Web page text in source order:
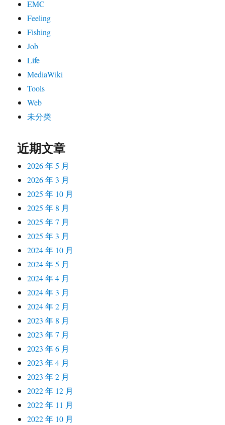
EMC
Feeling
Fishing
Job
Life
MediaWiki
Tools
Web
未分类
近期文章
2026 年 5 月
2026 年 3 月
2025 年 10 月
2025 年 8 月
2025 年 7 月
2025 年 3 月
2024 年 10 月
2024 年 5 月
2024 年 4 月
2024 年 3 月
2024 年 2 月
2023 年 8 月
2023 年 7 月
2023 年 6 月
2023 年 4 月
2023 年 2 月
2022 年 12 月
2022 年 11 月
2022 年 10 月